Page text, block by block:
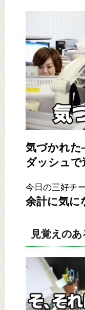
気づかれた
ダッシュで
今日の三好チ
余計に気に
見覚えのあ